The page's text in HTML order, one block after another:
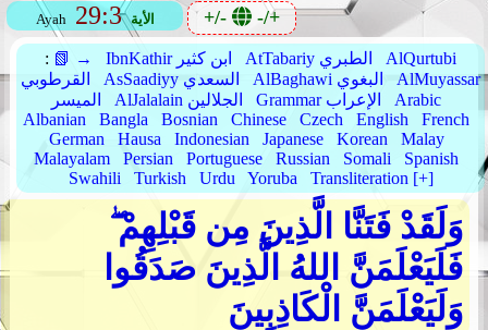
Ayah 29:3 الأية +/- -/+
: 📗 → IbnKathir ابن كثير AtTabariy الطبري
AlQurtubi
القرطوبي
AsSaadiyy السعدي AlBaghawi البغوي
AlMuyassar
الميسر
AlJalalain الجلالين Grammar الإعراب
Arabic
Albanian
Bangla Bosnian Chinese Czech English
French
German
Hausa Indonesian Japanese Korean
Malay
Malayalam
Persian Portuguese Russian Somali
Spanish
Swahili
Turkish Urdu Yoruba Transliteration [+]
وَلَقَدْ فَتَنَّا الَّذِينَ مِن قَبْلِهِمْ ۖ
فَلَيَعْلَمَنَّ اللهُ الَّذِينَ صَدَقُوا
وَلَيَعْلَمَنَّ الْكَاذِبِينَ